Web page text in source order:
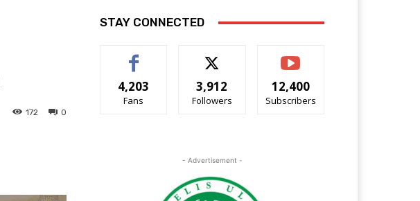
0
172
STAY CONNECTED
4,203
Fans
3,912
Followers
12,400
Subscribers
- Advertisement -